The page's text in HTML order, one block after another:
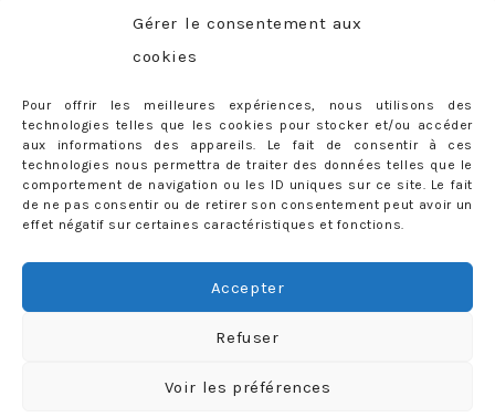
Gérer le consentement aux
cookies
Pour offrir les meilleures expériences, nous utilisons des
technologies telles que les cookies pour stocker et/ou accéder
aux informations des appareils. Le fait de consentir à ces
technologies nous permettra de traiter des données telles que le
comportement de navigation ou les ID uniques sur ce site. Le fait
de ne pas consentir ou de retirer son consentement peut avoir un
effet négatif sur certaines caractéristiques et fonctions.
Accepter
Refuser
Voir les préférences
ABONNEMENT
Adresse
Rejoignez les 398 autres abonnés